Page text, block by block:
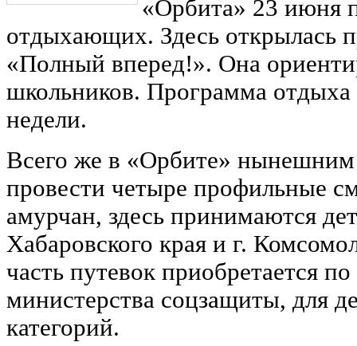
«Орбита» 23 июня
отдыхающих. Здесь открылась
«Полный вперед!». Она
школьников. Программа отдыха
недели.
Всего же в «Орбите» нынешним
провести четыре профильные
амурчан, здесь принимаются
Хабаровского края и г.
часть путевок приобретается
министерства соцзащиты, для
категорий.